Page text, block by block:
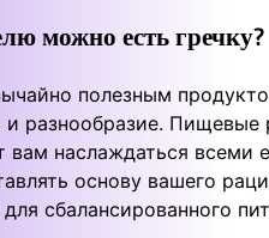
можно есть гречку?
полезным
и разнообразие.
вам наслаждаться всеми
основу вашего
сбалансированного